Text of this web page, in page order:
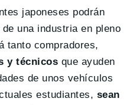
japoneses podrán
una industria en pleno
tanto compradores,
y técnicos que ayuden
de unos vehículos
estudiantes, sean